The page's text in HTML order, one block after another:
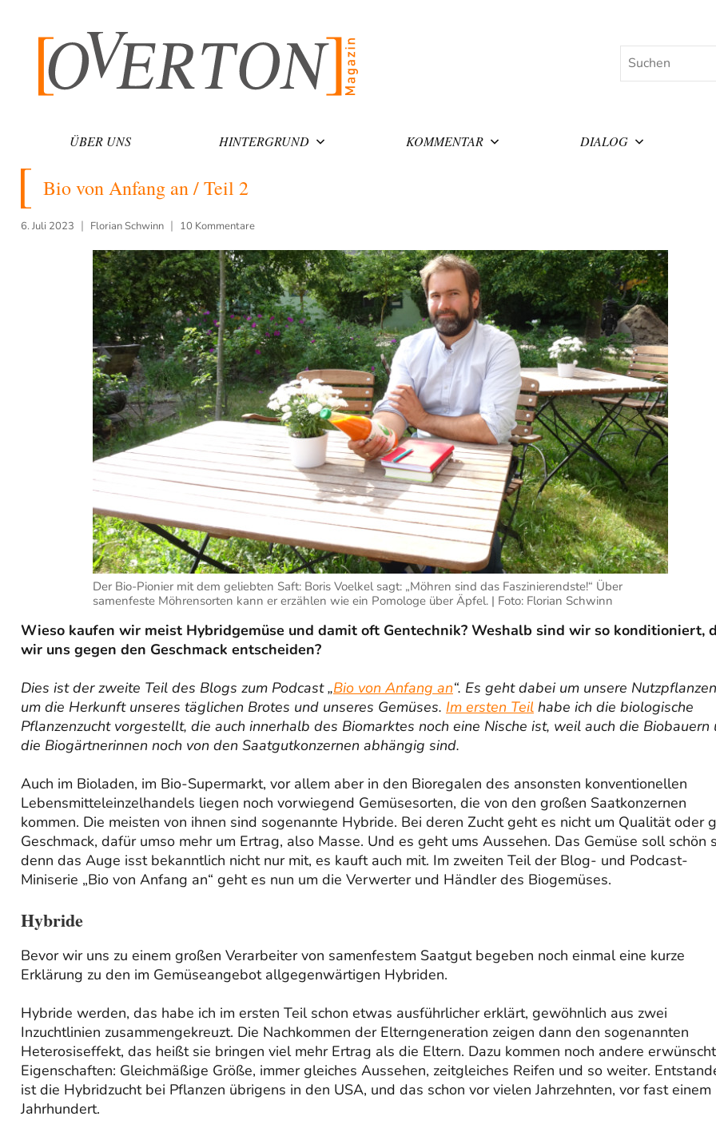
Suchen
ÜBER UNS HINTERGRUND KOMMENTAR DIALOG
Bio von Anfang an / Teil 2
6. Juli 2023 Florian Schwinn 10 Kommentare
Der Bio-Pionier mit dem geliebten Saft: Boris Voelkel sagt: „Möhren sind das Faszinierendste!“ Über
samenfeste Möhrensorten kann er erzählen wie ein Pomologe über Äpfel. | Foto: Florian Schwinn
Wieso kaufen wir meist Hybridgemüse und damit oft Gentechnik? Weshalb sind wir so konditioniert,
wir uns gegen den Geschmack entscheiden?
Dies ist der zweite Teil des Blogs zum Podcast „Bio von Anfang an“. Es geht dabei um unsere
um die Herkunft unseres täglichen Brotes und unseres Gemüses. Im ersten Teil habe ich die biologische
Pflanzenzucht vorgestellt, die auch innerhalb des Biomarktes noch eine Nische ist, weil auch die Biobauern
die Biogärtnerinnen noch von den Saatgutkonzernen abhängig sind.
Auch im Bioladen, im Bio-Supermarkt, vor allem aber in den Bioregalen des ansonsten konventionellen
Lebensmitteleinzelhandels liegen noch vorwiegend Gemüsesorten, die von den großen Saatkonzernen
kommen. Die meisten von ihnen sind sogenannte Hybride. Bei deren Zucht geht es nicht um Qualität oder
Geschmack, dafür umso mehr um Ertrag, also Masse. Und es geht ums Aussehen. Das Gemüse soll schön
denn das Auge isst bekanntlich nicht nur mit, es kauft auch mit. Im zweiten Teil der Blog- und Podcast-
Miniserie „Bio von Anfang an“ geht es nun um die Verwerter und Händler des Biogemüses.
Hybride
Bevor wir uns zu einem großen Verarbeiter von samenfestem Saatgut begeben noch einmal eine kurze
Erklärung zu den im Gemüseangebot allgegenwärtigen Hybriden.
Hybride werden, das habe ich im ersten Teil schon etwas ausführlicher erklärt, gewöhnlich aus zwei
Inzuchtlinien zusammengekreuzt. Die Nachkommen der Elterngeneration zeigen dann den sogenannten
Heterosiseffekt, das heißt sie bringen viel mehr Ertrag als die Eltern. Dazu kommen noch andere
Eigenschaften: Gleichmäßige Größe, immer gleiches Aussehen, zeitgleiches Reifen und so weiter.
ist die Hybridzucht bei Pflanzen übrigens in den USA, und das schon vor vielen Jahrzehnten, vor fast einem
Jahrhundert.